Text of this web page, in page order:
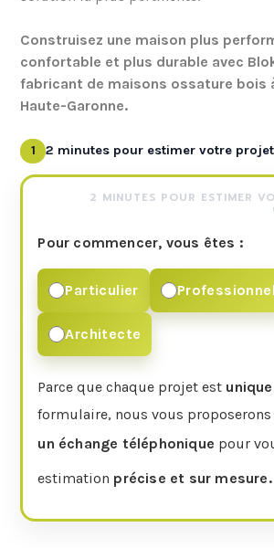
Construisez une maison plus
confortable et plus durable avec
fabricant de maisons ossature bois
Haute-Garonne.
1 2 minutes pour estimer votre
2 MINUTES POUR ESTIMER
Pour commencer, vous êtes :
Particulier Professionnel
Architecte
Parce que chaque projet est unique
formulaire, nous vous
un échange téléphonique pour
estimation précise et sur mesure.